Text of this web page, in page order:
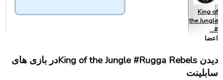
King of
the Jungle
#…
اعضا
دیدن King of the Jungle #Rugga Rebelsدر بازی های
سابلینت